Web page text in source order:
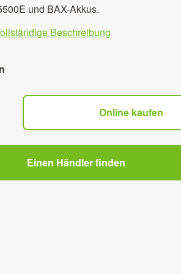
und BAX-Akkus.
Beschreibung
Online kaufen
Einen Händler finden